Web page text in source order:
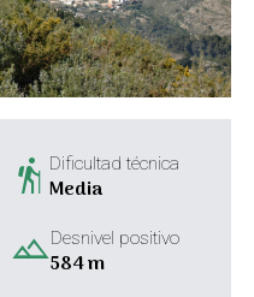
hikingDificultad técnica
Media
landscapeDesnivel positivo
584 m